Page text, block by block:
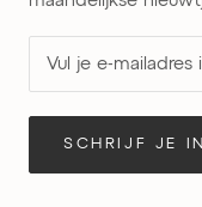
SCHRIJF JE IN